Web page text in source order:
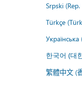
Srpski
Türkçe
Українська
한국어 (대
繁體中文 (